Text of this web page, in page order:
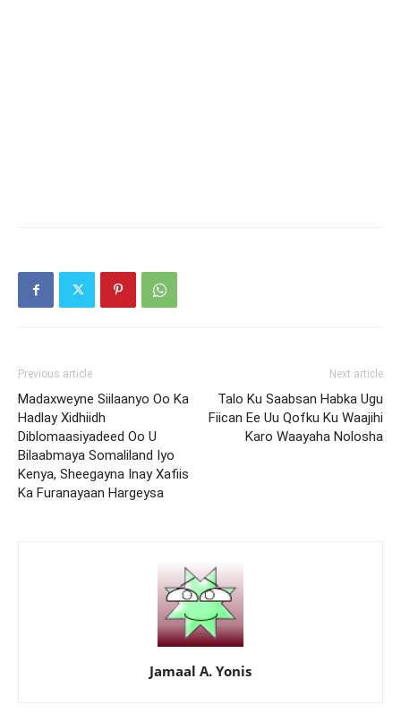
Previous article
Madaxweyne Siilaanyo Oo Ka
Hadlay Xidhiidh
Diblomaasiyadeed Oo U
Bilaabmaya Somaliland Iyo
Kenya, Sheegayna Inay Xafiis
Ka Furanayaan Hargeysa
Next article
Talo Ku Saabsan Habka Ugu
Fiican Ee Uu Qofku Ku Waajihi
Karo Waayaha Nolosha
Jamaal A. Yonis